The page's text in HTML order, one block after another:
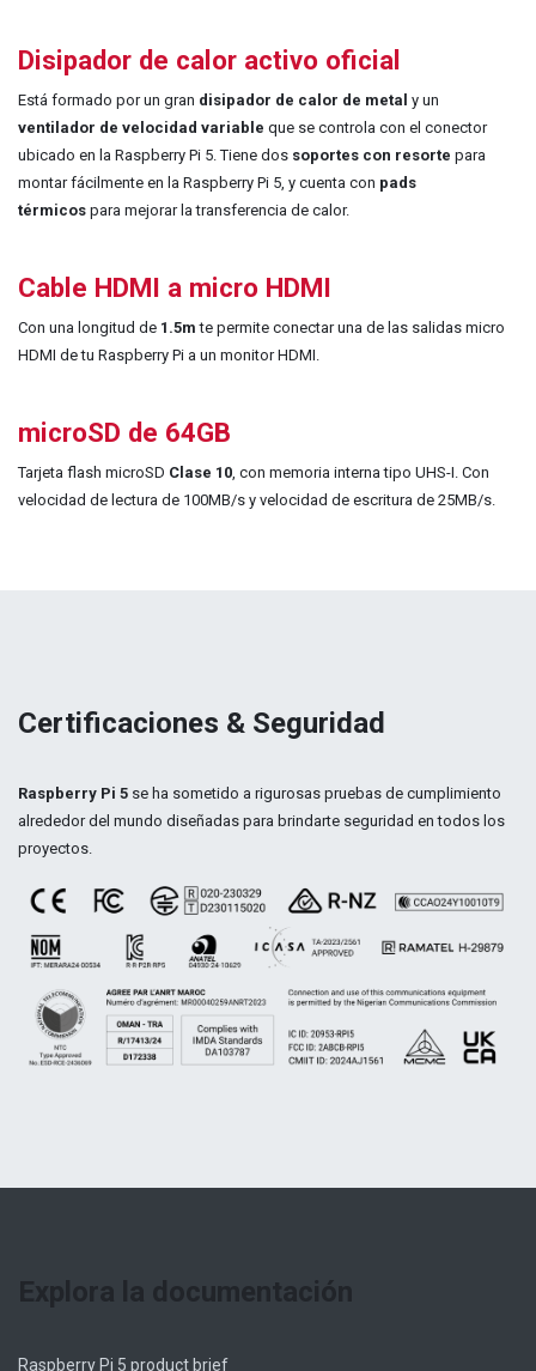
Disipador de calor activo oficial
Está formado por un gran disipador de calor de metal y un
ventilador de velocidad variable que se controla con el conector
ubicado en la Raspberry Pi 5.Tiene dos soportes con resorte para
montar fácilmente en la Raspberry Pi 5, y cuenta con pads
térmicos para mejorar la transferencia de calor.
Cable HDMI a micro HDMI
Con una longitud de 1.5m te permite conectar una de las salidas micro
HDMI de tu Raspberry Pi a un monitor HDMI.
microSD de 64GB
Tarjeta flash microSD Clase 10, con memoria interna tipo UHS-I. Con
velocidad de lectura de 100MB/s y velocidad de escritura de 25MB/s.
Certificaciones & Seguridad
Raspberry Pi 5 se ha sometido a rigurosas pruebas de cumplimiento
alrededor del mundo diseñadas para brindarte seguridad en todos los
proyectos.
Explora la documentación
Raspberry Pi 5 product brief